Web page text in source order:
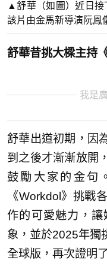
▲舒華（如圖）近日接
該片由金馬新導演阮鳳
舒華昔挑大樑主持
我是
舒華出道初期，因
到之後才漸漸放開
鼓勵大家的金句
《Workdol》挑戰
作的可愛魅力，
象，並於2025年獨
全球版，再次證明